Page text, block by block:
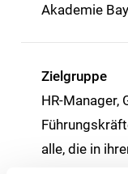
Akademie
Zielgruppe
HR-Manager,
alle, die in